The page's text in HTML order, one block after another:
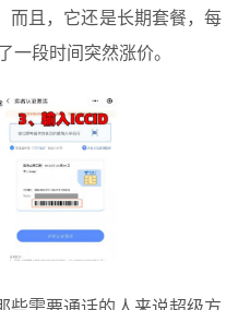
而且，它还是长期套餐，每
段时间突然涨价。